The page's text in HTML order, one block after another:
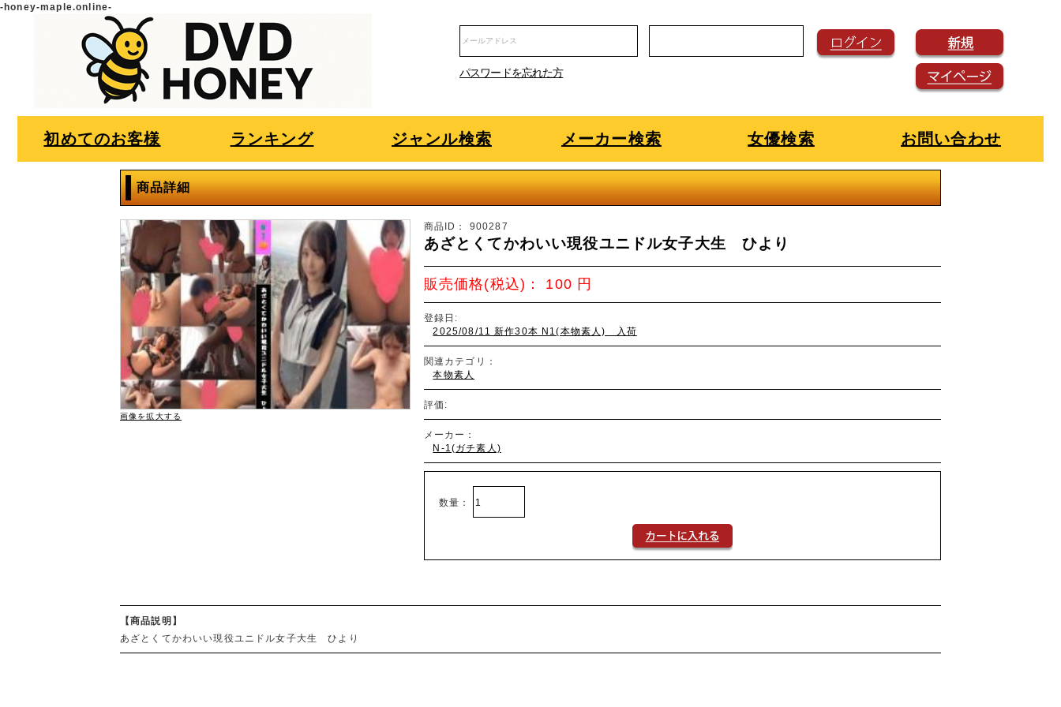
-honey-maple.online-
パスワードを忘れた方
初めてのお客様 ランキング ジャンル検索 メーカー検索 女優検索 お問い合わせ
商品詳細
画像を拡大する
商品ID： 900287
あざとくてかわいい現役ユニドル女子大生 ひより
販売価格(税込)： 100 円
登録日:
2025/08/11 新作30本 N1(本物素人) 入荷
関連カテゴリ：
本物素人
評価:
メーカー：
N-1(ガチ素人)
数量：
【商品説明】
あざとくてかわいい現役ユニドル女子大生 ひより